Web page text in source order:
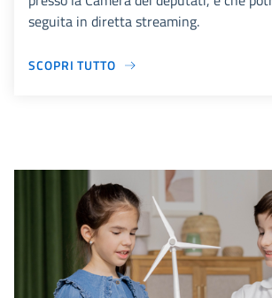
seguita in diretta streaming.
SCOPRI TUTTO